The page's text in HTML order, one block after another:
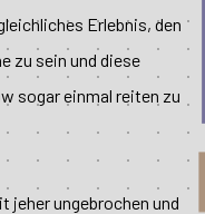
Erlebnis, den
zu sein und diese
sogar einmal reiten zu
jeher ungebrochen und